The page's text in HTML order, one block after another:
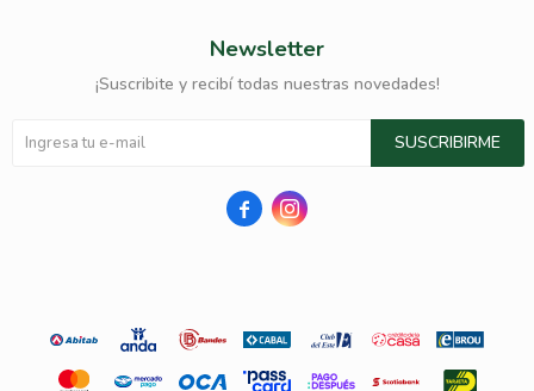
Newsletter
¡Suscribite y recibí todas nuestras novedades!
SUSCRIBIRME
 